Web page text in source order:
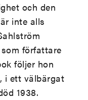
och den
inte alls
författare
följer hon
i ett välbärgat
1938.